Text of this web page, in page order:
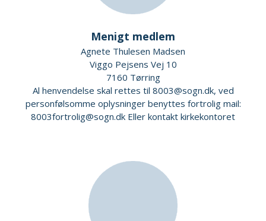
Menigt medlem
Agnete Thulesen Madsen
Viggo Pejsens Vej 10
7160 Tørring
Al henvendelse skal rettes til 8003@sogn.dk, ved
personfølsomme oplysninger benyttes fortrolig mail:
8003fortrolig@sogn.dk Eller kontakt kirkekontoret